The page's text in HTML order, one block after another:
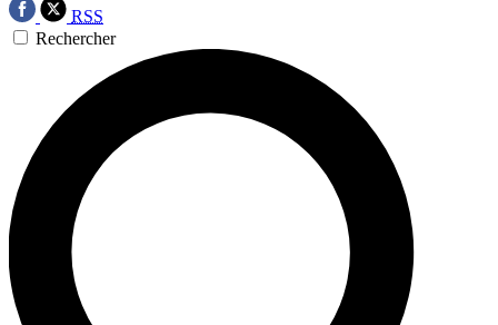
RSS
Rechercher